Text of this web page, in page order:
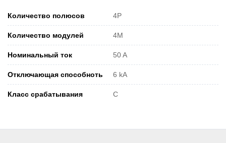
Количество полюсов 4P
Количество модулей 4M
Номинальный ток 50 A
Отключающая способноть 6 kA
Класс срабатывания C